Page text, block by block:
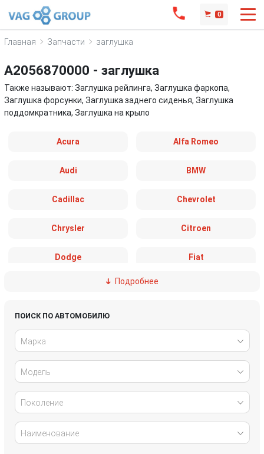
0
Главная Запчасти заглушка
A2056870000 - заглушка
Также называют: Заглушка рейлинга, Заглушка фаркопа,
Заглушка форсунки, Заглушка заднего сиденья, Заглушка
поддомкратника, Заглушка на крыло
Acura Alfa Romeo
Audi BMW
Cadillac Chevrolet
Chrysler Citroen
Dodge Fiat
Honda
Kia
Land Rover
Подробнее
ПОИСК ПО АВТОМОБИЛЮ
Марка
Модель
Поколение
Наименование